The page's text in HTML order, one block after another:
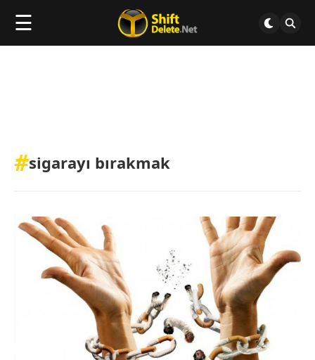
☰
#sigarayı bırakmak